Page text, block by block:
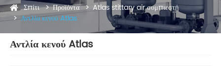
Σπίτι Προϊόντα
Atlas stittary air συμπιεστή
Αντλία κενού Atlas
Αντλία κενού Atlas